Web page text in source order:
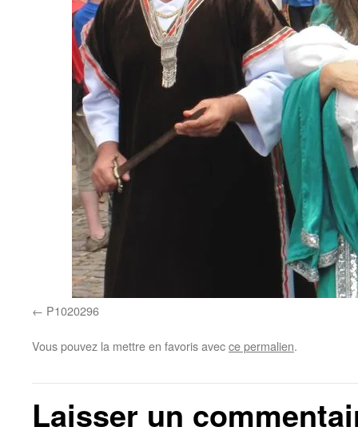
P1020296
Vous pouvez la mettre en favoris avecce permalien.
Laisser un